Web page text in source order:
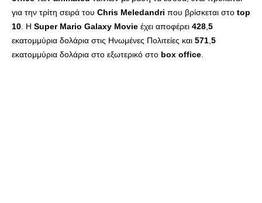
για την τρίτη σειρά του Chris Meledandri που βρίσκεται στο top
10 . Η Super Mario Galaxy Movie έχει αποφέρει 428 5
εκατομμύρια δολάρια στις Ηνωμένες Πολιτείες και 571 5
εκατομμύρια δολάρια στο εξωτερικό στο box office